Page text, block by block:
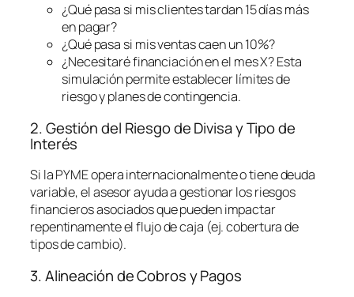
¿Qué pasa si mis clientes tardan 15 días más
en pagar?
¿Qué pasa si mis ventas caen un 10%?
¿Necesitaré financiación en el mes X? Esta
simulación permite establecer límites de
riesgo y planes de contingencia.
2. Gestión del Riesgo de Divisa y Tipo de
Interés
Si la PYME opera internacionalmente o tiene deuda
variable, el asesor ayuda a gestionar los riesgos
financieros asociados que pueden impactar
repentinamente el flujo de caja (ej. cobertura de
tipos de cambio).
3. Alineación de Cobros y Pagos